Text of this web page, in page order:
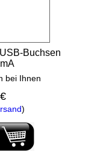
Buchsen
bei Ihnen
)